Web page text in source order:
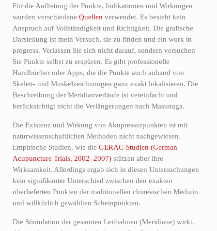
Für die Auflistung der Punkte, Indikationen und Wirkungen
wurden verschiedene Quellen verwendet. Es besteht kein
Anspruch auf Vollständigkeit und Richtigkeit. Die grafische
Darstellung ist mein Versuch, sie zu finden und ein work in
progress. Verlassen Sie sich nicht darauf, sondern versuchen
Sie Punkte selbst zu erspüren. Es gibt professionelle
Handbücher oder Apps, die die Punkte auch anhand von
Skelett- und Muskelzeichnungen ganz exakt lokalisieren. Die
Beschreibung der Meridianverläufe ist vereinfacht und
berücksichtigt nicht die Verlängerungen nach Masunaga.
Die Existenz und Wirkung von Akupressurpunkten ist mit
naturwissenschaftlichen Methoden nicht nachgewiesen.
Empirische Studien, wie die GERAC-Studien (German
Acupuncture Trials, 2002–2007)stützen aber ihre
Wirksamkeit. Allerdings ergab sich in diesen Untersuchungen
kein signifikanter Unterschied zwischen den exakten
überlieferten Punkten der traditionellen chinesischen Medizin
und willkürlich gewählten Scheinpunkten.
Die Stimulation der gesamten Leitbahnen (Meridiane) wirkt.